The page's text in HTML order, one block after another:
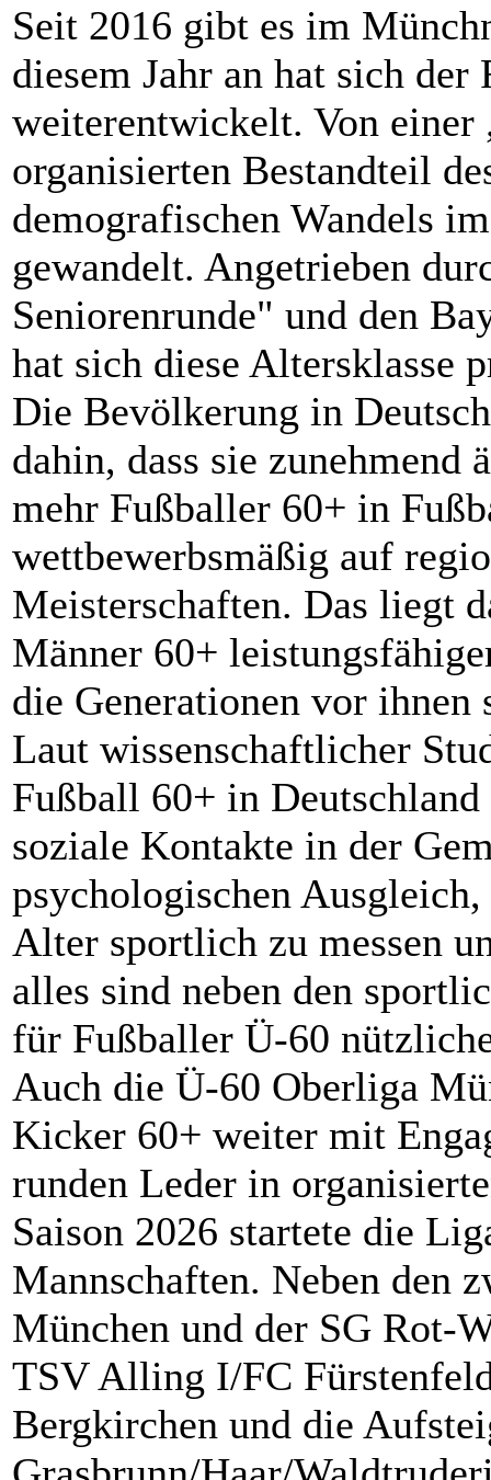
Seit 2016 gibt es im
diesem Jahr an hat sich
weiterentwickelt. Von einer
organisierten Bestandteil
demografischen Wandels
gewandelt. Angetrieben
Seniorenrunde" und den
hat sich diese Altersklasse
Die Bevölkerung in
dahin, dass sie
mehr Fußballer 60+ in
wettbewerbsmäßig auf
Meisterschaften. Das liegt
Männer 60+
die Generationen vor ihnen
Laut wissenschaftlicher
Fußball 60+ in
soziale Kontakte in der
psychologischen
Alter sportlich zu messen
alles sind neben den
für Fußballer Ü-60
Auch die Ü-60 Oberliga
Kicker 60+ weiter mit
runden Leder in
Saison 2026 startete die
Mannschaften. Neben den
München und der SG Rot-
TSV Alling I/FC
Bergkirchen und die